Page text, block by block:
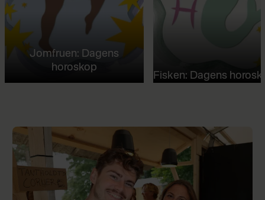
Jomfruen: Dagens
horoskop
Fisken: Dagens